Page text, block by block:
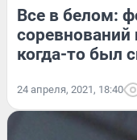
Все в белом:
соревнований
когда-то был
24 апреля, 2021, 18:40